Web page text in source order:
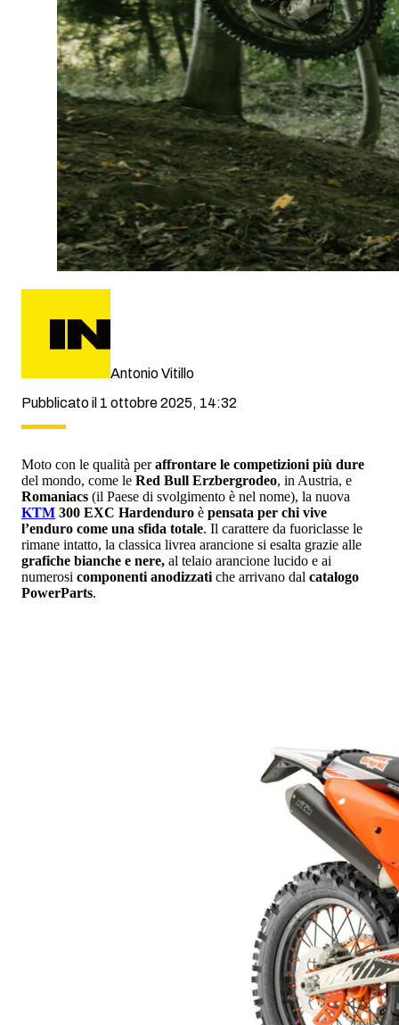
Antonio Vitillo
Pubblicato il 1 ottobre 2025, 14:32
Moto con le qualità peraffrontare le competizioni più dure
del mondo, come le Red Bull Erzbergrodeo, in Austria, e
Romaniacs (il Paese di svolgimento è nel nome), la nuova
KTM 300 EXC Hardenduro è pensata per chi vive
l’enduro come una sfida totale. Il carattere da fuoriclasse le
rimane intatto, la classica livrea arancione si esalta grazie alle
grafiche bianche e nere, al telaio arancione lucido e ai
numerosi componenti anodizzati che arrivano dal catalogo
PowerParts.